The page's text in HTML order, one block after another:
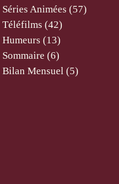
Séries Animées (57)
Téléfilms (42)
Humeurs (13)
Sommaire (6)
Bilan Mensuel (5)